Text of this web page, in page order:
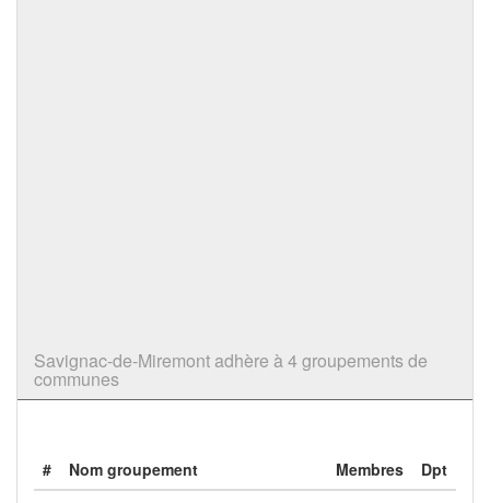
Savignac-de-Miremont adhère à 4 groupements de
communes
# Nom groupement Membres
Dpt